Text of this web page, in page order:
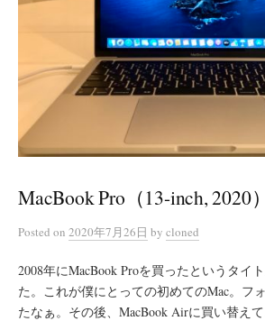
MacBook Pro（13-inch, 2020
Posted on 2020年7月26日 by cloned
2008年にMacBook Proを買ったというタイ
た。これが僕にとっての初めてのMac。フ
たなぁ。その後、MacBook Airに買い替え